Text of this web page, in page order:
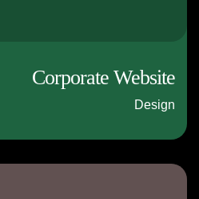
Corporate Website
Design